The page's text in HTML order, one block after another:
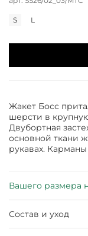
S L
Жакет Босс
шерсти в
Двубортная
основной ткани
рукавах.
Вашего размера
Состав и уход